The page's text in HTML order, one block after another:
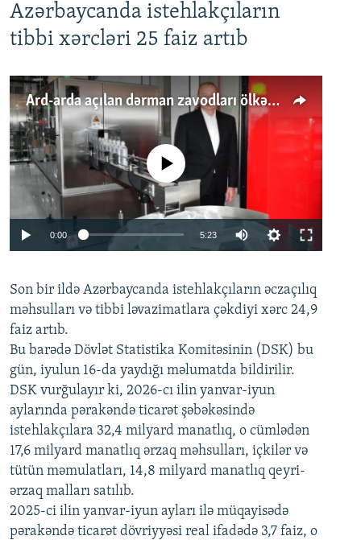
Azərbaycanda istehlakçıların
tibbi xərcləri 25 faiz artıb
Ard-arda açılan dərman zavodları ölkənin tələbatını ödəyirmi?
Auto 240p 360p 480p
720p 1080p
No media source currently available
0:00 5:23
360p
480p
720p
1080p
Son bir ildə Azərbaycanda istehlakçıların əczaçılıq
məhsulları və tibbi ləvazimatlara çəkdiyi xərc 24,9
faiz artıb.
Bu barədə Dövlət Statistika Komitəsinin (DSK) bu
gün, iyulun 16-da yaydığı məlumatda bildirilir.
DSK vurğulayır ki, 2026-cı ilin yanvar-iyun
aylarında pərakəndə ticarət şəbəkəsində
istehlakçılara 32,4 milyard manatlıq, o cümlədən
17,6 milyard manatlıq ərzaq məhsulları, içkilər və
tütün məmulatları, 14,8 milyard manatlıq qeyri-
ərzaq malları satılıb.
2025-ci ilin yanvar-iyun ayları ilə müqayisədə
pərakəndə ticarət dövriyyəsi real ifadədə 3,7 faiz, o